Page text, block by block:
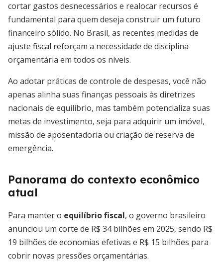
cortar gastos desnecessários e realocar recursos é
fundamental para quem deseja construir um futuro
financeiro sólido. No Brasil, as recentes medidas de
ajuste fiscal reforçam a necessidade de disciplina
orçamentária em todos os níveis.
Ao adotar práticas de controle de despesas, você não
apenas alinha suas finanças pessoais às diretrizes
nacionais de equilíbrio, mas também potencializa suas
metas de investimento, seja para adquirir um imóvel,
missão de aposentadoria ou criação de reserva de
emergência.
Panorama do contexto econômico
atual
Para manter o equilíbrio fiscal, o governo brasileiro
anunciou um corte de R$ 34 bilhões em 2025, sendo R$
19 bilhões de economias efetivas e R$ 15 bilhões para
cobrir novas pressões orçamentárias.